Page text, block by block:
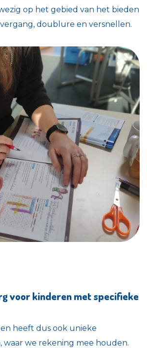
op het gebied van het bieden
doublure en versnellen.
voor kinderen met specifieke
heeft dus ook unieke
waar we rekening mee houden.